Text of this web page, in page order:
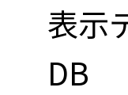
表示
DB